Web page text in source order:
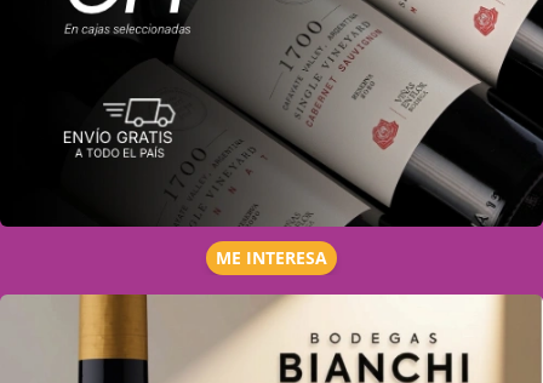
ME INTERESA